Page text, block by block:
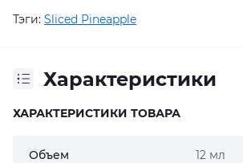
Тэги: Sliced Pineapple
Характеристики
ХАРАКТЕРИСТИКИ ТОВАРА
Объем 12 мл